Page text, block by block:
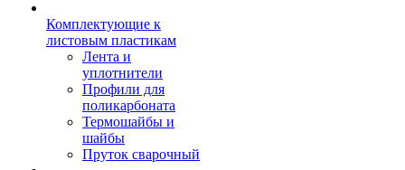
Комплектующие к
листовым пластикам
Лента и
уплотнители
Профили для
поликарбоната
Термошайбы и
шайбы
Пруток сварочный